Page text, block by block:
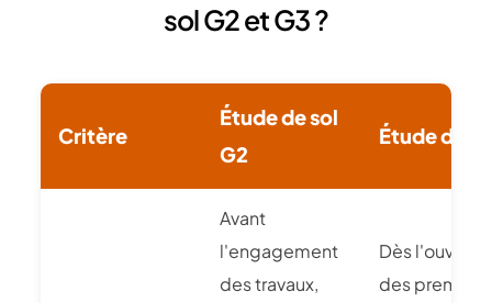
sol G2 et G3 ?
Critère
Étude de sol
G2
Étude de
Avant
l'engagement
des travaux,
Dès
des